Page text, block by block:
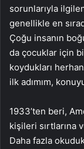
sorunlarıyla
genellikle en
Çoğu insanın
da çocuklar için
koydukları
ilk adımım,
1933’ten beri,
kişileri sırtlarına
Daha fazla